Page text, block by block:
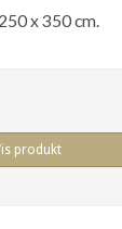
x 350 cm.
produkt